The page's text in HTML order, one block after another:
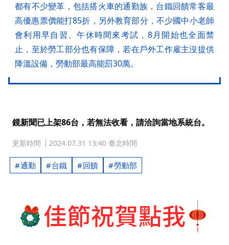
都有不少變革，包括搭火車的通勤族，台鐵回饋常客最
高優惠票價能打85折，另外教育部分，不少國中小老師
會利用早自習、午休時間來考試，8月開始也全面禁
止，至於勞工部分也有保障，若在戶外工作雇主沒提供
降溫設備，勞動部最高能罰30萬。
鏡新聞已上架86台，若無法收看，請洽詢當地系統台。
更新時間 2024.07.31 13:40 臺北時間
通勤 台鐵 回饋 勞動部